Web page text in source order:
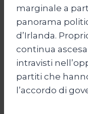
marginale a
panorama
d’Irlanda.
continua
intravisti
partiti che
l’accordo di